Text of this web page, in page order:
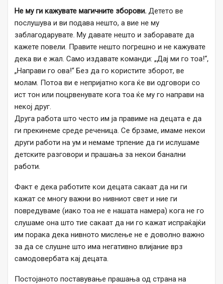
Не му ги кажувате магичните зборови. Детето ве
послушува и ви подава нешто, а вие не му
заблагодарувате. Му давате нешто и заборавате да
кажете повели. Правите нешто погрешно и не кажувате
дека ви е жал. Само издавате команди: „Дај ми го тоа!“,
„Направи го ова!“ Без да го користите зборот, ве
молам. Потоа ви е непријатно кога ќе ви одговори со
ист тон или поцрвенувате кога тоа ќе му го направи на
некој друг.
Друга работа што често им ја правиме на децата е да
ги прекинеме среде реченица. Се брзаме, имаме некои
други работи на ум и немаме трпение да ги ислушаме
детските разговори и прашања за некои банални
работи.
Факт е дека работите кои децата сакаат да ни ги
кажат се многу важни во нивниот свет и ние ги
повредуваме (иако тоа не е нашата намера) кога не го
слушаме она што тие сакаат да ни го кажат испраќајќи
им порака дека нивното мислење не е доволно важно
за да се слушне што има негативно влијание врз
самодовербата кај децата.
Постојаното поставување прашања од страна на